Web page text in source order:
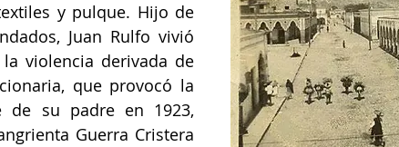
y pulque. Hijo de
Juan Rulfo vivió
violencia derivada de
que provocó la
de su padre en 1923,
Guerra Cristera